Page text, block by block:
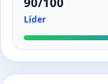
Líder